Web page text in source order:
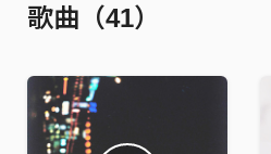
歌曲（41）